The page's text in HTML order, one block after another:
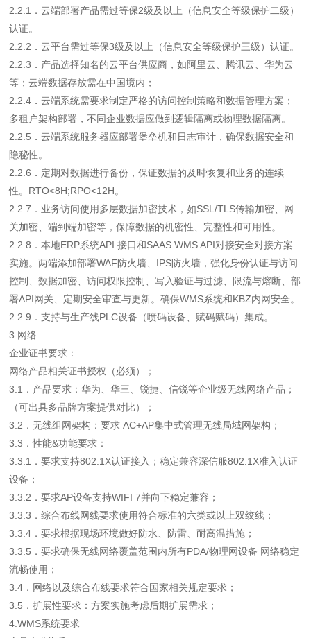
2.2.1．云端部署产品需过等保2级及以上（信息安全等级保护二级）
认证。
2.2.2．云平台需过等保3级及以上（信息安全等级保护三级）认证。
2.2.3．产品选择知名的云平台供应商，如阿里云、腾讯云、华为云
等；云端数据存放需在中国境内；
2.2.4．云端系统需要求制定严格的访问控制策略和数据管理方案；
多租户架构部署，不同企业数据应做到逻辑隔离或物理数据隔离。
2.2.5．云端系统服务器应部署堡垒机和日志审计，确保数据安全和
隐秘性。
2.2.6．定期对数据进行备份，保证数据的及时恢复和业务的连续
性。RTO<8H;RPO<12H。
2.2.7．业务访问使用多层数据加密技术，如SSL/TLS传输加密、网
关加密、端到端加密等，保障数据的机密性、完整性和可用性。
2.2.8．本地ERP系统API 接口和SAAS WMS API对接安全对接方案
实施。两端添加部署WAF防火墙、IPS防火墙，强化身份认证与访问
控制、数据加密、访问权限控制、写入验证与过滤、限流与熔断、部
署API网关、定期安全审查与更新。确保WMS系统和KBZ内网安全。
2.2.9．支持与生产线PLC设备（喷码设备、赋码赋码）集成。
3.网络
企业证书要求：
网络产品相关证书授权（必须）；
3.1．产品要求：华为、华三、锐捷、信锐等企业级无线网络产品；
（可出具多品牌方案提供对比）；
3.2．无线组网架构：要求 AC+AP集中式管理无线局域网架构；
3.3．性能&功能要求：
3.3.1．要求支持802.1X认证接入；稳定兼容深信服802.1X准入认证
设备；
3.3.2．要求AP设备支持WIFI 7并向下稳定兼容；
3.3.3．综合布线网线要求使用符合标准的六类或以上双绞线；
3.3.4．要求根据现场环境做好防水、防雷、耐高温措施；
3.3.5．要求确保无线网络覆盖范围内所有PDA/物理网设备 网络稳定
流畅使用；
3.4．网络以及综合布线要求符合国家相关规定要求；
3.5．扩展性要求：方案实施考虑后期扩展需求；
4.WMS系统要求